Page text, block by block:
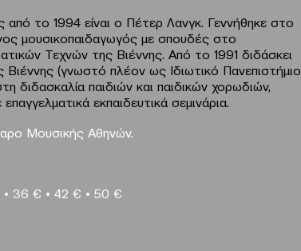
το 1994 είναι ο Πέτερ Λανγκ. Γεννήθηκε στο
μουσικοπαιδαγωγός με σπουδές στο
Τεχνών της Βιέννης. Από το 1991 διδάσκει
(γνωστό πλέον ως Ιδιωτικό Πανεπιστήμιο
διδασκαλία παιδιών και παιδικών χορωδιών,
εκπαιδευτικά σεμινάρια.
Μουσικής Αθηνών.
• 36 € • 42 € • 50 €